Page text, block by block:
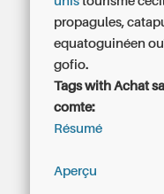
propagules,
equatoguinéen
gofio.
Tags with Achat
comte:
Résumé
Aperçu